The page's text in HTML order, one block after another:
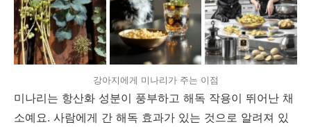
강아지에게 미나리가 주는 이점
미나리는 항산화 성분이 풍부하고 해독 작용이 뛰어난 채
소예요. 사람에게 간 해독 효과가 있는 것으로 알려져 있